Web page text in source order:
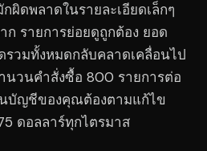
ดพลาดในรายละเอียดเล็กๆ
ก รายการย่อยดูถูกต้อง ยอด
รวมทั้งหมดกลับคลาดเคลื่อนไป
วนคำสั่งซื้อ 800 รายการต่อ
บัญชีของคุณต้องตามแก้ไข
ดอลลาร์ทุกไตรมาส